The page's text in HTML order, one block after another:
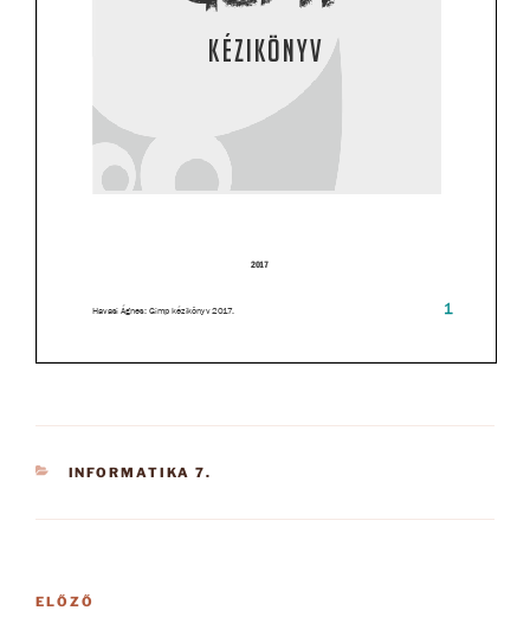
KATEGÓRIÁK
INFORMATIKA 7.
Bejegyzés
Korábbi
ELŐZŐ